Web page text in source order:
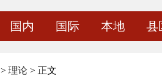
国内 国际 本地 县
> 理论 > 正文